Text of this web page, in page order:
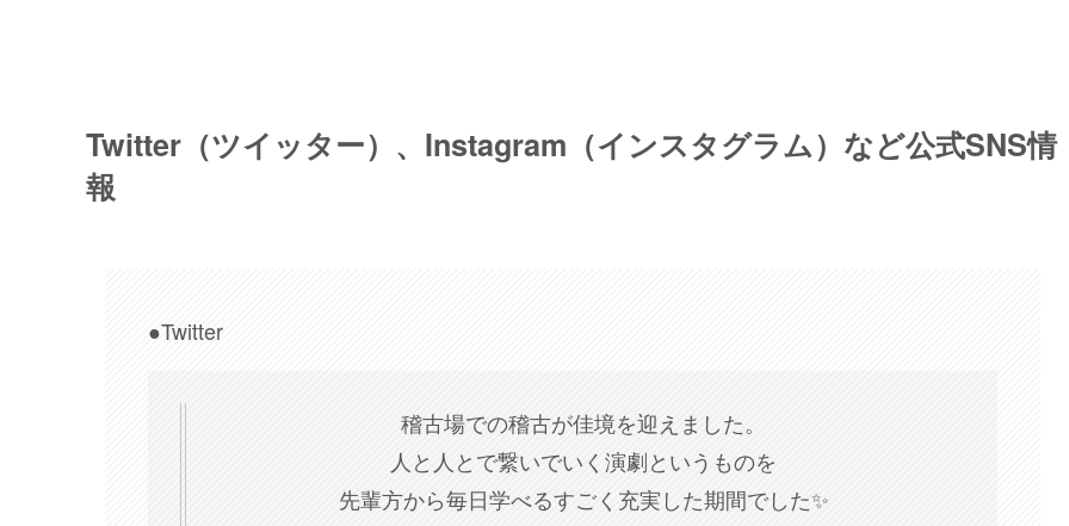
Twitter（ツイッター）、Instagram（インスタグラム）など公式SNS情
報
●Twitter
稽古場での稽古が佳境を迎えました。
人と人とで繋いでいく演劇というものを
先輩方から毎日学べるすごく充実した期間でした✨